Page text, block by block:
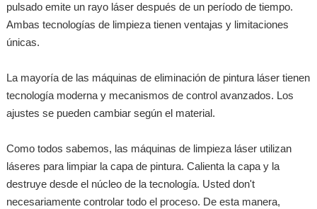
pulsado emite un rayo láser después de un período de tiempo.
Ambas tecnologías de limpieza tienen ventajas y limitaciones
únicas.
La mayoría de las máquinas de eliminación de pintura láser tienen
tecnología moderna y mecanismos de control avanzados. Los
ajustes se pueden cambiar según el material.
Como todos sabemos, las máquinas de limpieza láser utilizan
láseres para limpiar la capa de pintura. Calienta la capa y la
destruye desde el núcleo de la tecnología. Usted don't
necesariamente controlar todo el proceso. De esta manera,